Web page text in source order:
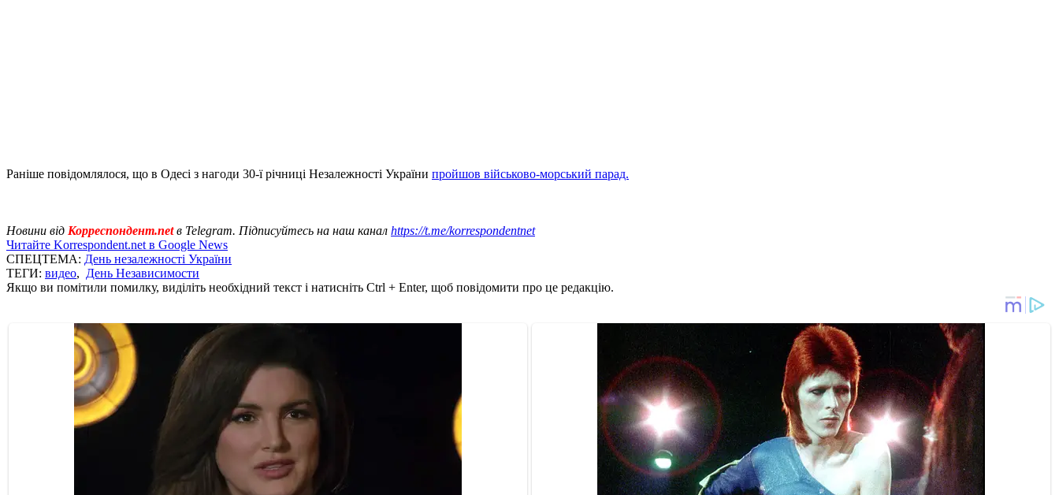
Раніше повідомлялося, що в Одесі з нагоди 30-ї річниці Незалежності України пройшов військово-морський парад.
Новини від Корреспондент.netв Telegram. Підписуйтесь на наш канал https://t.me/korrespondentnet
Читайте Korrespondent.net в Google News
СПЕЦТЕМА: День незалежності України
ТЕГИ: видео, День Независимости
Якщо ви помітили помилку, виділіть необхідний текст і натисніть Ctrl + Enter, щоб повідомити про це редакцію.